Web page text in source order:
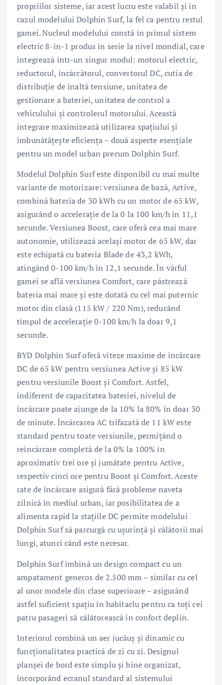
propriilor sisteme, iar acest lucru este valabil și în
cazul modelului Dolphin Surf, la fel ca pentru restul
gamei. Nucleul modelului constă în primul sistem
electric 8-în-1 produs în serie la nivel mondial, care
integrează într-un singur modul: motorul electric,
reductorul, încărcătorul, convertorul DC, cutia de
distribuție de înaltă tensiune, unitatea de
gestionare a bateriei, unitatea de control a
vehiculului și controlerul motorului. Această
integrare maximizează utilizarea spațiului și
îmbunătățește eficiența – două aspecte esențiale
pentru un model urban precum Dolphin Surf.
Modelul Dolphin Surf este disponibil cu mai multe
variante de motorizare: versiunea de bază, Active,
combină bateria de 30 kWh cu un motor de 65 kW,
asigurând o accelerație de la 0 la 100 km/h în 11,1
secunde. Versiunea Boost, care oferă cea mai mare
autonomie, utilizează același motor de 65 kW, dar
este echipată cu bateria Blade de 43,2 kWh,
atingând 0-100 km/h în 12,1 secunde. În vârful
gamei se află versiunea Comfort, care păstrează
bateria mai mare și este dotată cu cel mai puternic
motor din clasă (115 kW / 220 Nm), reducând
timpul de accelerație 0-100 km/h la doar 9,1
secunde.
BYD Dolphin Surf oferă viteze maxime de încărcare
DC de 65 kW pentru versiunea Active și 85 kW
pentru versiunile Boost și Comfort. Astfel,
indiferent de capacitatea bateriei, nivelul de
încărcare poate ajunge de la 10% la 80% în doar 30
de minute. Încărcarea AC trifazată de 11 kW este
standard pentru toate versiunile, permițând o
reîncărcare completă de la 0% la 100% în
aproximativ trei ore și jumătate pentru Active,
respectiv cinci ore pentru Boost și Comfort. Aceste
rate de încărcare asigură fără probleme naveta
zilnică în mediul urban, iar posibilitatea de a
alimenta rapid la stațiile DC permite modelului
Dolphin Surf să parcurgă cu ușurință și călătorii mai
lungi, atunci când este necesar.
Dolphin Surf îmbină un design compact cu un
ampatament generos de 2.500 mm – similar cu cel
al unor modele din clase superioare – asigurând
astfel suficient spațiu în habitaclu pentru ca toți cei
patru pasageri să călătorească în confort deplin.
Interiorul combină un aer jucăuș și dinamic cu
funcționalitatea practică de zi cu zi. Designul
planșei de bord este simplu și bine organizat,
încorporând ecranul standard al sistemului